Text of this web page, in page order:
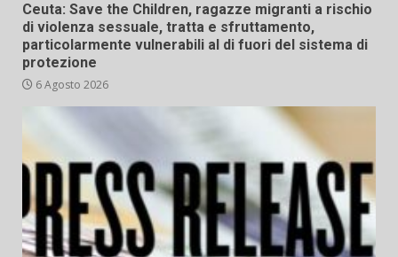
Ceuta: Save the Children, ragazze migranti a rischio
di violenza sessuale, tratta e sfruttamento,
particolarmente vulnerabili al di fuori del sistema di
protezione
6 Agosto 2026